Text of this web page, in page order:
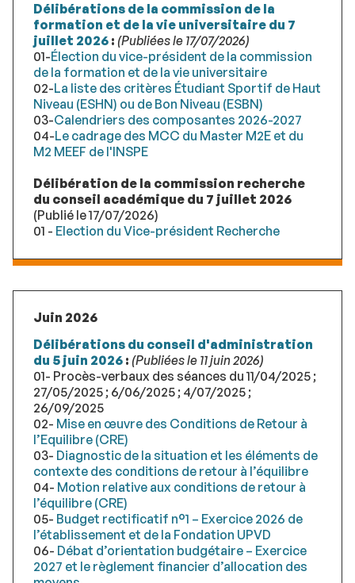
Délibérations de la commission de la
formation et de la vie universitaire du 7
juillet 2026 : (Publiées le 17/07/2026)
01-Élection du vice-président de la commission
de la formation et de la vie universitaire
02-La liste des critères Étudiant Sportif de Haut
Niveau (ESHN) ou de Bon Niveau (ESBN)
03-Calendriers des composantes 2026-2027
04-Le cadrage des MCC du Master M2E et du
M2 MEEF de l'INSPE
Délibération de la commission recherche
du conseil académique du 7 juillet 2026
(Publié le 17/07/2026)
01 - Election du Vice-président Recherche
Juin 2026
Délibérations du conseil d'administration
du 5 juin 2026 : (Publiées le 11 juin 2026)
01- Procès-verbaux des séances du 11/04/2025 ;
27/05/2025 ; 6/06/2025 ; 4/07/2025 ;
26/09/2025
02- Mise en œuvre des Conditions de Retour à
l’Equilibre (CRE)
03- Diagnostic de la situation et les éléments de
contexte des conditions de retour à l’équilibre
04- Motion relative aux conditions de retour à
l’équilibre (CRE)
05- Budget rectificatif n°1 – Exercice 2026 de
l’établissement et de la Fondation UPVD
06- Débat d’orientation budgétaire – Exercice
2027 et le règlement financier d’allocation des